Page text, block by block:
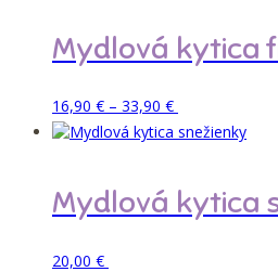
Mydlová kytica
16,90 € – 33,90 €Price
range:
16,90 €
Mydlová kytica
20,00 €